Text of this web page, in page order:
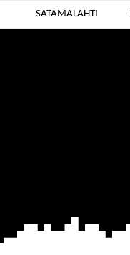
SATAMALAHTI